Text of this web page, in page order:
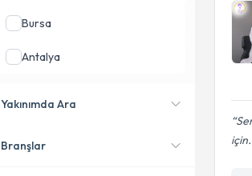
Bursa
Antalya
Yakınımda Ara
Konumuma yakın uzmanları
Branşlar